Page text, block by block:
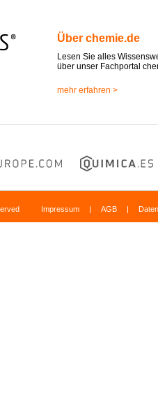
Über chemie.de
Lesen Sie alles
über unser Fachportal
mehr erfahren >
Impressum | AGB |